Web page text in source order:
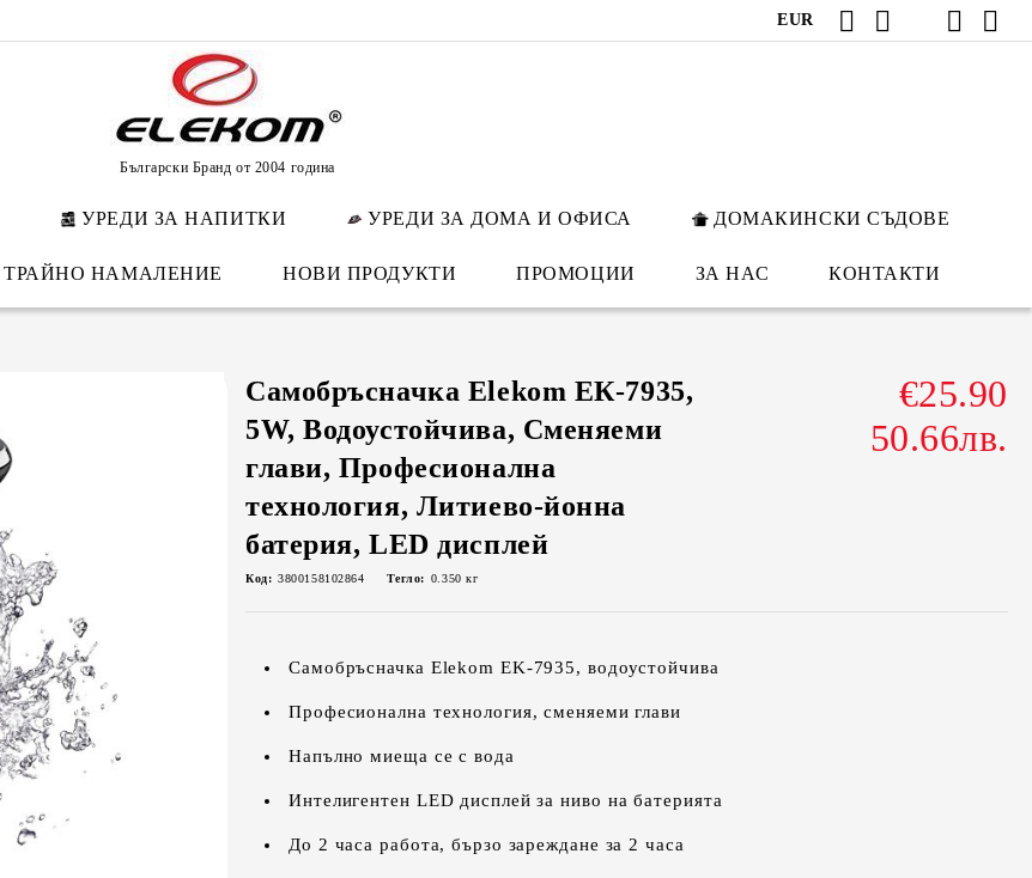
EUR
Български Бранд от 2004 година
УРЕДИ ЗА НАПИТКИ УРЕДИ ЗА ДОМА И ОФИСА ДОМАКИНСКИ СЪДОВЕ
ТРАЙНО НАМАЛЕНИЕ НОВИ ПРОДУКТИ ПРОМОЦИИ ЗА НАС КОНТАКТИ
Самобръсначка Elekom ЕК-7935,
5W, Водоустойчива, Сменяеми
глави, Професионална
технология, Литиево-йонна
батерия, LED дисплей
€25.90
50.66лв.
Код: 3800158102864 Тегло: 0.350 кг
Самобръсначка Elekom EK-7935, водоустойчива
Професионална технология, сменяеми глави
Напълно миеща се с вода
Интелигентен LED дисплей за ниво на батерията
До 2 часа работа, бързо зареждане за 2 часа